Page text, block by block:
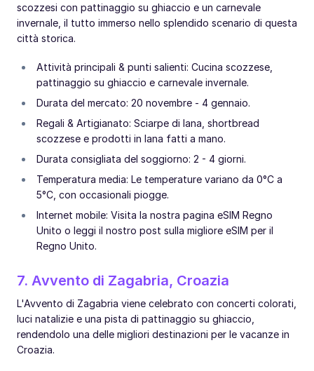
scozzesi con pattinaggio su ghiaccio e un carnevale
invernale, il tutto immerso nello splendido scenario di questa
città storica.
Attività principali & punti salienti: Cucina scozzese,
pattinaggio su ghiaccio e carnevale invernale.
Durata del mercato: 20 novembre - 4 gennaio.
Regali & Artigianato: Sciarpe di lana, shortbread
scozzese e prodotti in lana fatti a mano.
Durata consigliata del soggiorno: 2 - 4 giorni.
Temperatura media: Le temperature variano da 0°C a
5°C, con occasionali piogge.
Internet mobile: Visita la nostra pagina eSIM Regno
Unito o leggi il nostro post sulla migliore eSIM per il
Regno Unito.
7. Avvento di Zagabria, Croazia
L'Avvento di Zagabria viene celebrato con concerti colorati,
luci natalizie e una pista di pattinaggio su ghiaccio,
rendendolo una delle migliori destinazioni per le vacanze in
Croazia.